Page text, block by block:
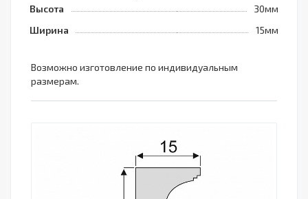
Высота
30мм
Ширина
15мм
Возможно изготовление по индивидуальным
размерам.